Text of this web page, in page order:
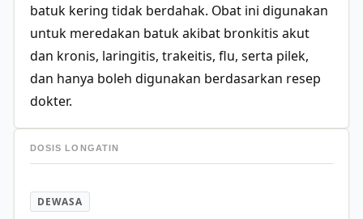
batuk kering tidak berdahak. Obat ini digunakan
untuk meredakan batuk akibat bronkitis akut
dan kronis, laringitis, trakeitis, flu, serta pilek,
dan hanya boleh digunakan berdasarkan resep
dokter.
DOSIS LONGATIN
DEWASA